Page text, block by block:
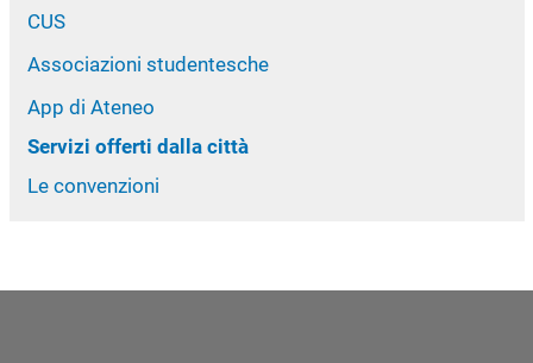
CUS
Associazioni studentesche
App di Ateneo
Servizi offerti dalla città
Le convenzioni